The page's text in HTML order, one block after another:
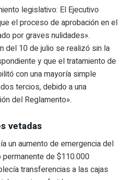
legislativo: El Ejecutivo
el proceso de aprobación en el
por graves nulidades».
del 10 de julio se realizó sin la
y que el tratamiento de
con una mayoría simple
tercios, debido a una
del Reglamento».
vetadas
un aumento de emergencia del
permanente de $110.000
transferencias a las cajas